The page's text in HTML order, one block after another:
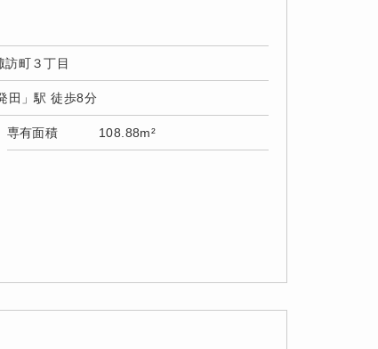
訪町３丁目
田」駅 徒歩8分
専有面積 108.88m²